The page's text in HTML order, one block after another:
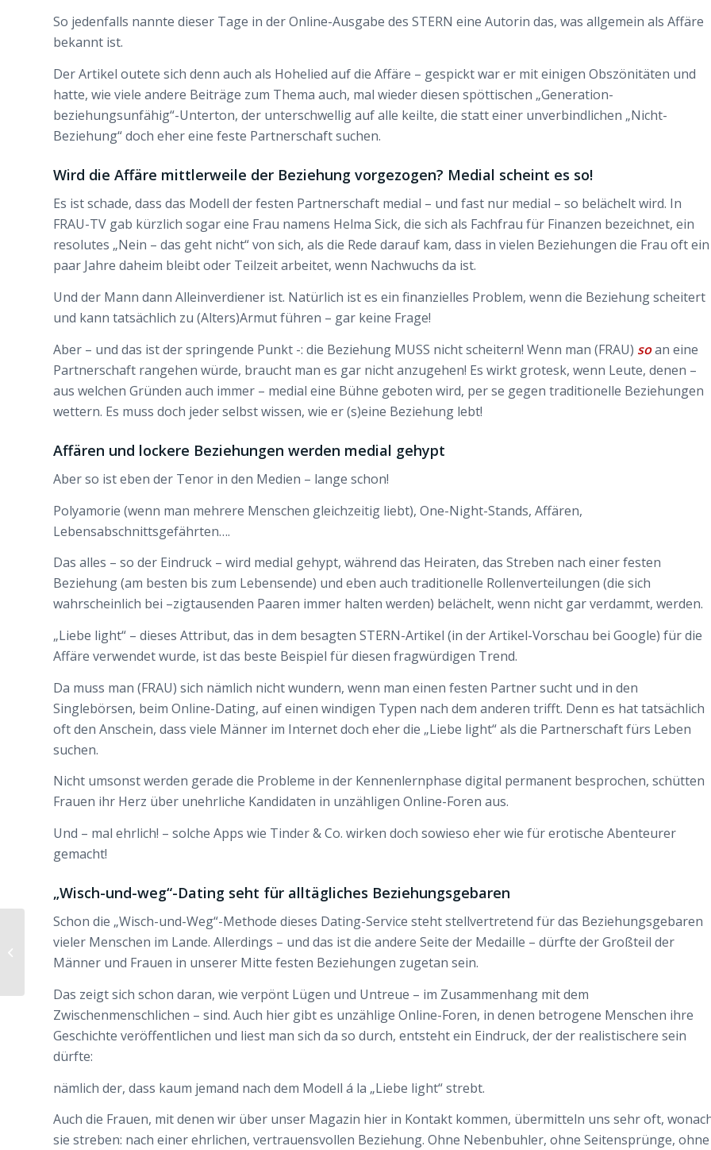
So jedenfalls nannte dieser Tage in der Online-Ausgabe des STERN eine Autorin das, was allgemein als Affäre
bekannt ist.
Der Artikel outete sich denn auch als Hohelied auf die Affäre – gespickt war er mit einigen Obszönitäten und
hatte, wie viele andere Beiträge zum Thema auch, mal wieder diesen spöttischen „Generation-
beziehungsunfähig“-Unterton, der unterschwellig auf alle keilte, die statt einer unverbindlichen „Nicht-
Beziehung“ doch eher eine feste Partnerschaft suchen.
Wird die Affäre mittlerweile der Beziehung vorgezogen? Medial scheint es so!
Es ist schade, dass das Modell der festen Partnerschaft medial – und fast nur medial – so belächelt wird. In
FRAU-TV gab kürzlich sogar eine Frau namens Helma Sick, die sich als Fachfrau für Finanzen bezeichnet, ein
resolutes „Nein – das geht nicht“ von sich, als die Rede darauf kam, dass in vielen Beziehungen die Frau oft ein
paar Jahre daheim bleibt oder Teilzeit arbeitet, wenn Nachwuchs da ist.
Und der Mann dann Alleinverdiener ist. Natürlich ist es ein finanzielles Problem, wenn die Beziehung scheitert
und kann tatsächlich zu (Alters)Armut führen – gar keine Frage!
Aber – und das ist der springende Punkt -: die Beziehung MUSS nicht scheitern! Wenn man (FRAU) soan eine
Partnerschaft rangehen würde, braucht man es gar nicht anzugehen! Es wirkt grotesk, wenn Leute, denen –
aus welchen Gründen auch immer – medial eine Bühne geboten wird, per se gegen traditionelle Beziehungen
wettern. Es muss doch jeder selbst wissen, wie er (s)eine Beziehung lebt!
Affären und lockere Beziehungen werden medial gehypt
Aber so ist eben der Tenor in den Medien – lange schon!
Polyamorie (wenn man mehrere Menschen gleichzeitig liebt), One-Night-Stands, Affären,
Lebensabschnittsgefährten….
Das alles – so der Eindruck – wird medial gehypt, während das Heiraten, das Streben nach einer festen
Beziehung (am besten bis zum Lebensende) und eben auch traditionelle Rollenverteilungen (die sich
wahrscheinlich bei –zigtausenden Paaren immer halten werden) belächelt, wenn nicht gar verdammt, werden.
„Liebe light“ – dieses Attribut, das in dem besagten STERN-Artikel (in der Artikel-Vorschau bei Google) für die
Affäre verwendet wurde, ist das beste Beispiel für diesen fragwürdigen Trend.
Da muss man (FRAU) sich nämlich nicht wundern, wenn man einen festen Partner sucht und in den
Singlebörsen, beim Online-Dating, auf einen windigen Typen nach dem anderen trifft. Denn es hat tatsächlich
oft den Anschein, dass viele Männer im Internet doch eher die „Liebe light“ als die Partnerschaft fürs Leben
suchen.
Nicht umsonst werden gerade die Probleme in der Kennenlernphase digital permanent besprochen, schütten
Frauen ihr Herz über unehrliche Kandidaten in unzähligen Online-Foren aus.
Und – mal ehrlich! – solche Apps wie Tinder & Co. wirken doch sowieso eher wie für erotische Abenteurer
gemacht!
„Wisch-und-weg“-Dating seht für alltägliches Beziehungsgebaren
Schon die „Wisch-und-Weg“-Methode dieses Dating-Service steht stellvertretend für das Beziehungsgebaren
vieler Menschen im Lande. Allerdings – und das ist die andere Seite der Medaille – dürfte der Großteil der
Männer und Frauen in unserer Mitte festen Beziehungen zugetan sein.
Das zeigt sich schon daran, wie verpönt Lügen und Untreue – im Zusammenhang mit dem
Zwischenmenschlichen – sind. Auch hier gibt es unzählige Online-Foren, in denen betrogene Menschen ihre
Geschichte veröffentlichen und liest man sich da so durch, entsteht ein Eindruck, der der realistischere sein
dürfte:
nämlich der, dass kaum jemand nach dem Modell á la „Liebe light“ strebt.
Auch die Frauen, mit denen wir über unser Magazin hier in Kontakt kommen, übermitteln uns sehr oft,
sie streben: nach einer ehrlichen, vertrauensvollen Beziehung. Ohne Nebenbuhler, ohne Seitensprünge, ohne
Fremdgehen und
Lügen – was soll man
glauben?